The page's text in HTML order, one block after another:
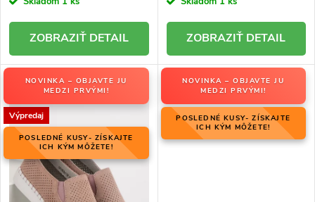
DETAIL DETAIL
NOVINKA – OBJAVTE JU
MEDZI PRVÝMI!
Výpredaj
POSLEDNÉ KUSY- ZÍSKAJTE
ICH KÝM MÔŽETE!
NOVINKA – OBJAVTE JU
MEDZI PRVÝMI!
POSLEDNÉ KUSY- ZÍSKAJTE
ICH KÝM MÔŽETE!